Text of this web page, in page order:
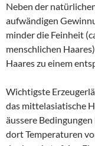
Neben der
aufwändigen
minder die Feinheit
menschlichen
Haares zu einem
Wichtigste
das mittelasiatische
äussere
dort Temperaturen